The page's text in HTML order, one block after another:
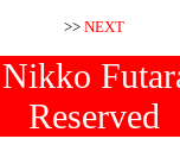
>> NEXT
Reserved